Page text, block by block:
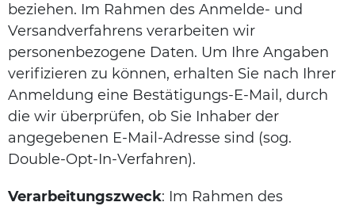
beziehen. Im Rahmen des Anmelde- und
Versandverfahrens verarbeiten wir
personenbezogene Daten. Um Ihre Angaben
verifizieren zu können, erhalten Sie nach Ihrer
Anmeldung eine Bestätigungs-E-Mail, durch
die wir überprüfen, ob Sie Inhaber der
angegebenen E-Mail-Adresse sind (sog.
Double-Opt-In-Verfahren).
Verarbeitungszweck: Im Rahmen des